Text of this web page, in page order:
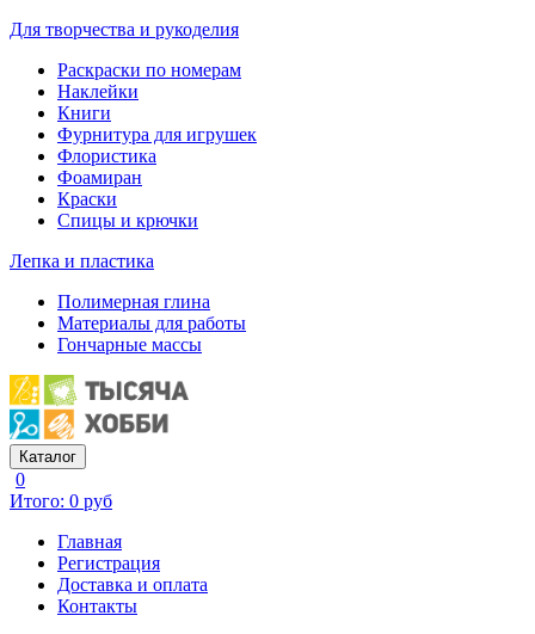
Для творчества и рукоделия
Раскраски по номерам
Наклейки
Книги
Фурнитура для игрушек
Флористика
Фоамиран
Краски
Спицы и крючки
Лепка и пластика
Полимерная глина
Материалы для работы
Гончарные массы
Каталог
0
Итого: 0 руб
Главная
Регистрация
Доставка и оплата
Контакты